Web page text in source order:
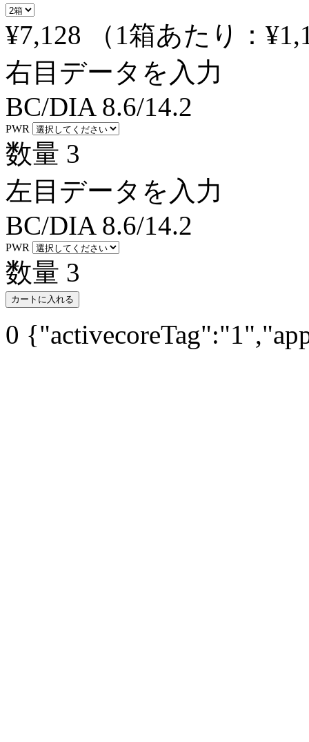
¥7,128
（1箱あたり：
右目データを入力
BC/DIA 8.6/14.2
PWR
数量 3
左目データを入力
BC/DIA 8.6/14.2
PWR
数量 3
カートに入れる
0